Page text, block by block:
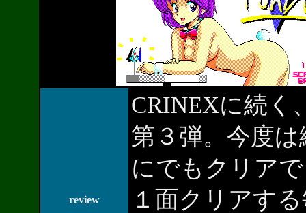
review
CRINEXに続く
第３弾。今度
にでもクリア
１面クリアす